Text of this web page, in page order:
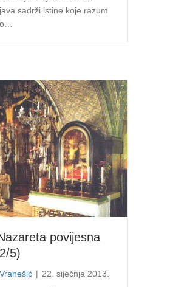
sadrži istine koje razum
povijesna
5)
| 22. siječnja 2013.